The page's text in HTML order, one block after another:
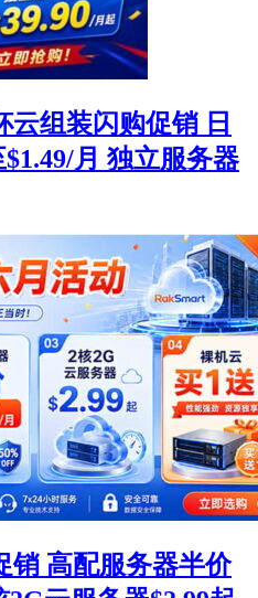
云组装闪购促销 日
月 独立服务器
销 高配服务器半价